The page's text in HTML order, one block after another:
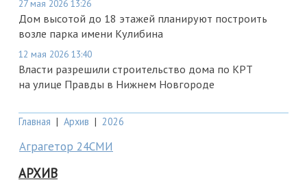
27 мая 2026 13:26
Дом высотой до 18 этажей планируют построить
возле парка имени Кулибина
12 мая 2026 13:40
Власти разрешили строительство дома по КРТ
на улице Правды в Нижнем Новгороде
Главная | Архив | 2026
Аграгетор 24СМИ
АРХИВ